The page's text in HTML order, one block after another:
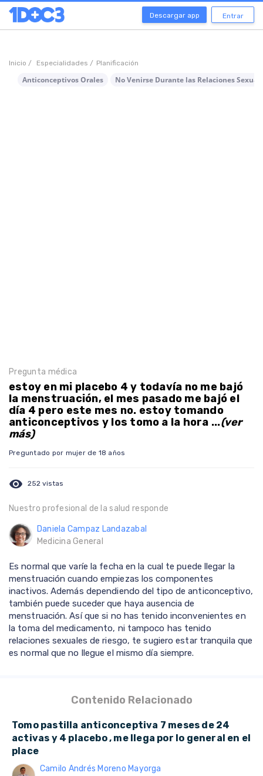
Descargar app Entrar
Inicio / Especialidades / Planificación
Anticonceptivos Orales No Venirse Durante las Relaciones
Pregunta médica
estoy en mi placebo 4 y todavía no me bajó
la menstruación, el mes pasado me bajó el
día 4 pero este mes no. estoy tomando
anticonceptivos y los tomo a la hora ...(ver
más)
Preguntado por mujer de 18 años
visibility 252 vistas
Nuestro profesional de la salud responde
Daniela Campaz Landazabal
Medicina General
Es normal que varíe la fecha en la cual te puede llegar la
menstruación cuando empiezas los componentes
inactivos. Además dependiendo del tipo de anticonceptivo,
también puede suceder que haya ausencia de
menstruación. Así que si no has tenido inconvenientes en
la toma del medicamento, ni tampoco has tenido
relaciones sexuales de riesgo, te sugiero estar tranquila que
es normal que no llegue el mismo día siempre.
Contenido Relacionado
Tomo pastilla anticonceptiva 7 meses de 24
activas y 4 placebo , me llega por lo general en el
place
Camilo Andrés Moreno Mayorga